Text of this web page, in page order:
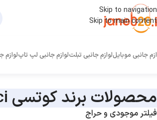
Skip to navigation
Skip to main content
جانبی موبایللوازم جانبی تبلتلوازم جانبی لپ تاپلوازم
محصولات برند کوتسی Coteci
فیلتر موجودی و حراج